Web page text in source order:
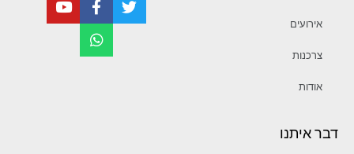
אירועים
צרכנות
אודות
דבר איתנו